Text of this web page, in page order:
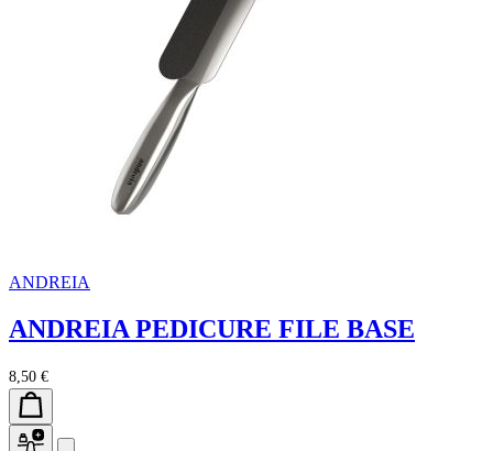
ANDREIA
ANDREIA PEDICURE FILE BASE
8,50 €